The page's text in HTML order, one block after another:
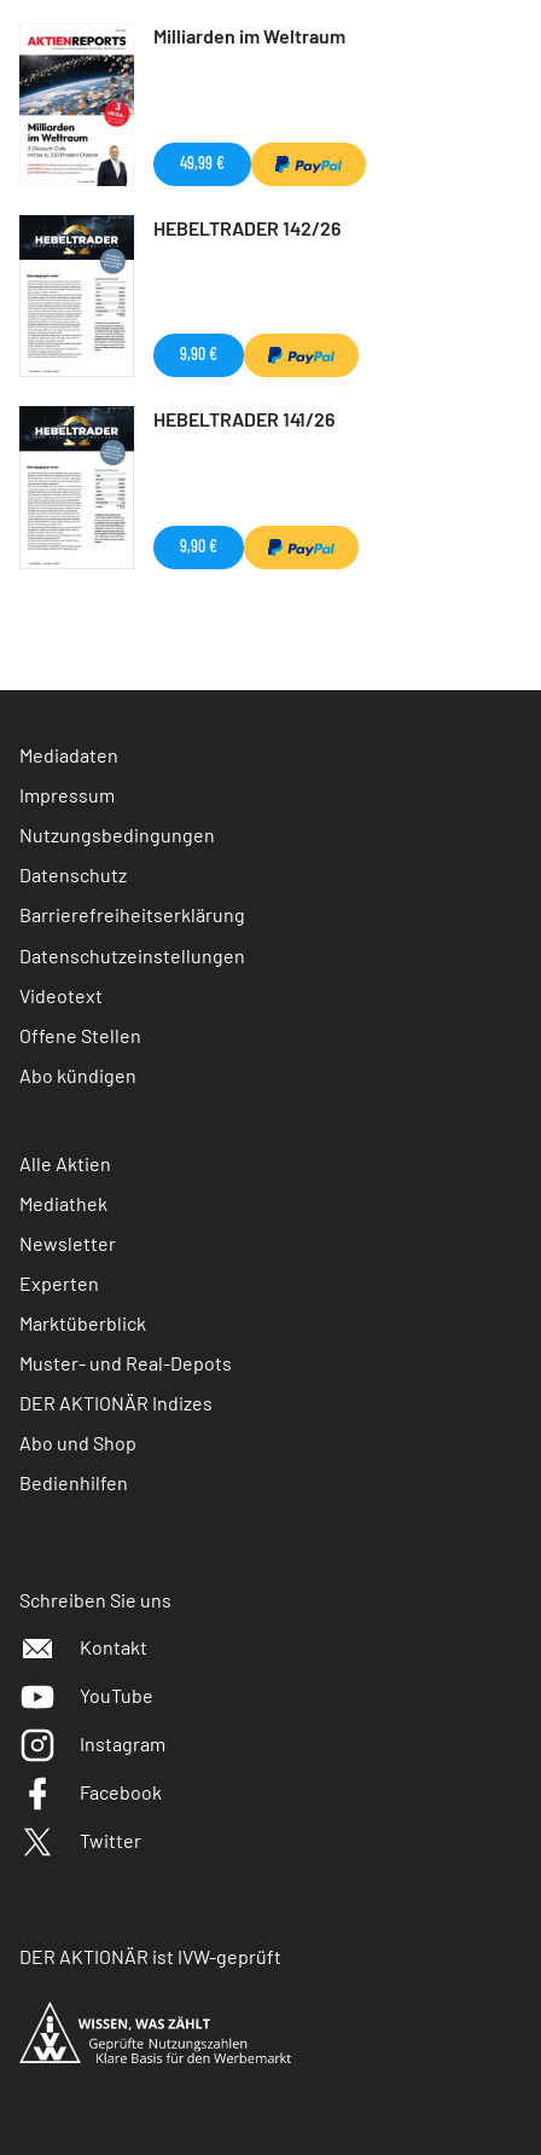
Milliarden im Weltraum
49,99 €
HEBELTRADER 142/26
9,90 €
HEBELTRADER 141/26
9,90 €
Mediadaten
Impressum
Nutzungsbedingungen
Datenschutz
Barrierefreiheitserklärung
Datenschutzeinstellungen
Videotext
Offene Stellen
Abo kündigen
Alle Aktien
Mediathek
Newsletter
Experten
Marktüberblick
Muster- und Real-Depots
DER AKTIONÄR Indizes
Abo und Shop
Bedienhilfen
Schreiben Sie uns
Kontakt
YouTube
Instagram
Facebook
Twitter
DER AKTIONÄR ist IVW-geprüft